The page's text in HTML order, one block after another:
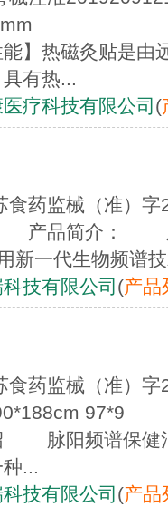
热磁灸贴是由
有热...
疗科技有限公司 (
食药监械（准
产品简介： 脉
新一代生物频谱
技有限公司 (产品
食药监械（准
97*9
阳频谱保健治
...
技有限公司 (产品